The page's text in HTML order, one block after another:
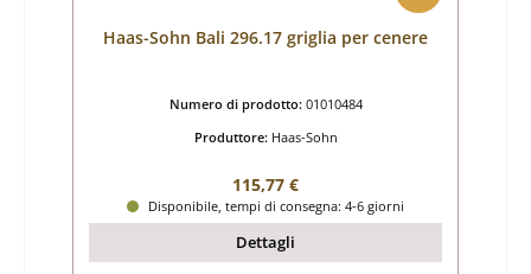
Haas-Sohn Bali 296.17 griglia per cenere
Numero di prodotto: 01010484
Produttore: Haas-Sohn
Prezzo normale:
115,77 €
Disponibile, tempi di consegna: 4-6 giorni
Dettagli